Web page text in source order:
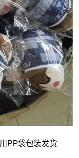
PP袋包装发货